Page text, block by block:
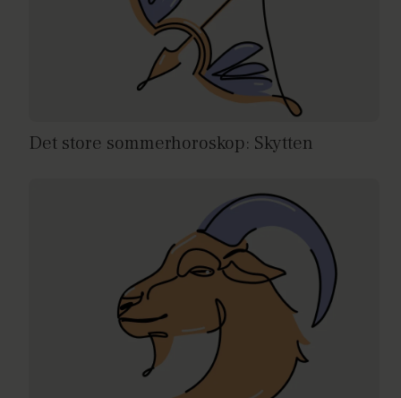
Det store sommerhoroskop: Skytten